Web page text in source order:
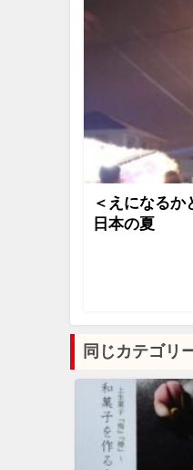
＜えになる
日本の夏
同じカテゴリ